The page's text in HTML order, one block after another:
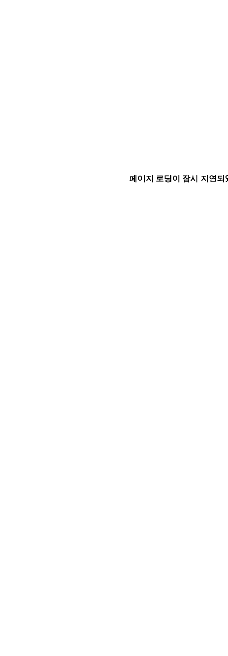
페이지 로딩이 잠시 지연